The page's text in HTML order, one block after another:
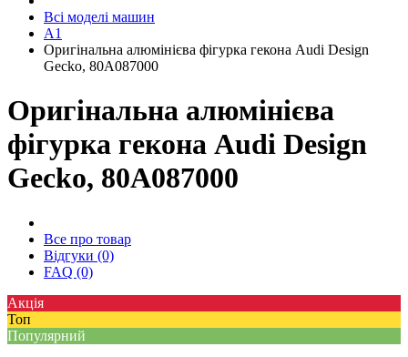
Всі моделі машин
A1
Оригінальна алюмінієва фігурка гекона Audi Design
Gecko, 80A087000
Оригінальна алюмінієва
фігурка гекона Audi Design
Gecko, 80A087000
Все про товар
Відгуки (0)
FAQ (0)
Акція
Топ
Популярний